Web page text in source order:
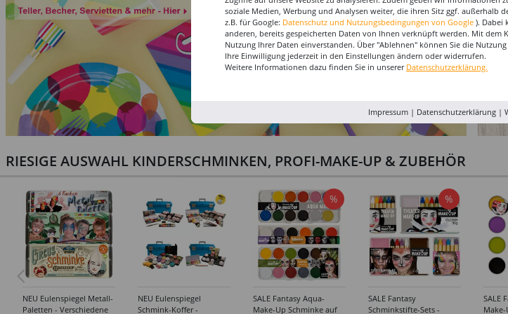
RIESIGE AUSWAHL KINDERSCHMINKEN, PROFI-MAKE-UP & ZUBEHÖR
NEU Eulenspiegel Metall-
Paletten - Verschiedene
NEU Eulenspiegel
Schmink-Koffer -
%
SALE Fantasy Aqua-
Make-Up Schminke auf
%
SALE Fantasy
Schminkstifte-Sets -
SALE
Make-
soziale Medien, Werbung und Analysen weiter, die ihren Sitz ggf. außerhalb
z.B. für Google: Datenschutz und Nutzungsbedingungen von Google ). Dabei
anderen, bereits gespeicherten Daten von Ihnen verknüpft werden. Mit dem
Nutzung Ihrer Daten einverstanden. Über "Ablehnen" können Sie die
Ihre Einwilligung jederzeit in den Einstellungen ändern oder widerrufen.
Weitere Informationen dazu finden Sie in unserer Datenschutzerklärung.
Impressum| Datenschutzerklärung|